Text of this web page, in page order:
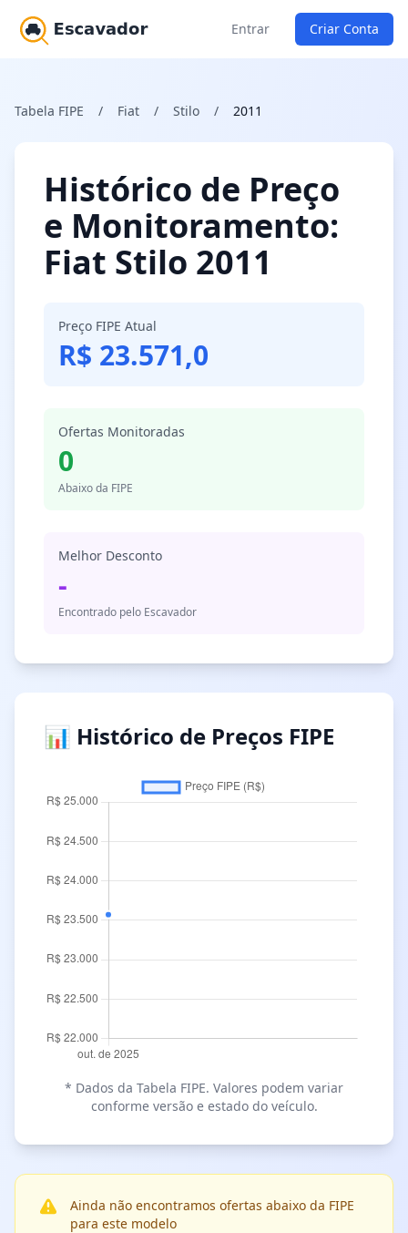
Entrar Criar Conta
Tabela FIPE / Fiat / Stilo / 2011
Histórico de Preço
e Monitoramento:
Fiat Stilo 2011
Preço FIPE Atual
R$ 23.571,0
Ofertas Monitoradas
0
Abaixo da FIPE
Melhor Desconto
-
Encontrado pelo Escavador
📊 Histórico de Preços FIPE
* Dados da Tabela FIPE. Valores podem variar
conforme versão e estado do veículo.
Ainda não encontramos ofertas abaixo da FIPE
para este modelo